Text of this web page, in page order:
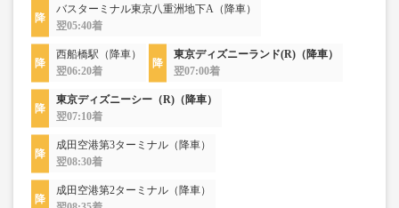
バスターミナル東京八重洲地下A（降車）
翌05:40着
西船橋駅（降車）
翌06:20着
東京ディズニーランド(R)（降車）
翌07:00着
東京ディズニーシー（R)（降車）
翌07:10着
成田空港第3ターミナル（降車）
翌08:30着
成田空港第2ターミナル（降車）